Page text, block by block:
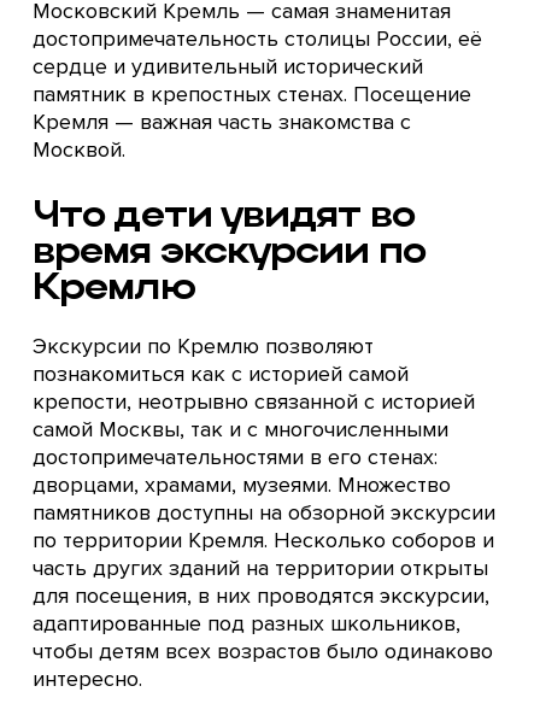
Московский Кремль — самая знаменитая
достопримечательность столицы России, её
сердце и удивительный исторический
памятник в крепостных стенах. Посещение
Кремля — важная часть знакомства с
Москвой.
Что дети увидят во
время экскурсии по
Кремлю
Экскурсии по Кремлю позволяют
познакомиться как с историей самой
крепости, неотрывно связанной с историей
самой Москвы, так и с многочисленными
достопримечательностями в его стенах:
дворцами, храмами, музеями. Множество
памятников доступны на обзорной экскурсии
по территории Кремля. Несколько соборов и
часть других зданий на территории открыты
для посещения, в них проводятся экскурсии,
адаптированные под разных школьников,
чтобы детям всех возрастов было одинаково
интересно.